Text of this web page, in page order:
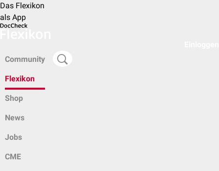
Das Flexikon
als App
Community
Flexikon
Shop
News
Jobs
CME